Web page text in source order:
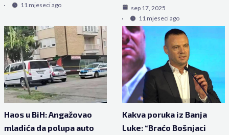
11 mjeseci ago
sep 17, 2025
11 mjeseci ago
Haos u BiH: Angažovao
mladića da polupa auto
Kakva poruka iz Banja
Luke: “Braćo Bošnjaci